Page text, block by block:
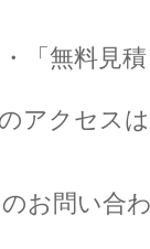
「無料見
アクセス
お問い合